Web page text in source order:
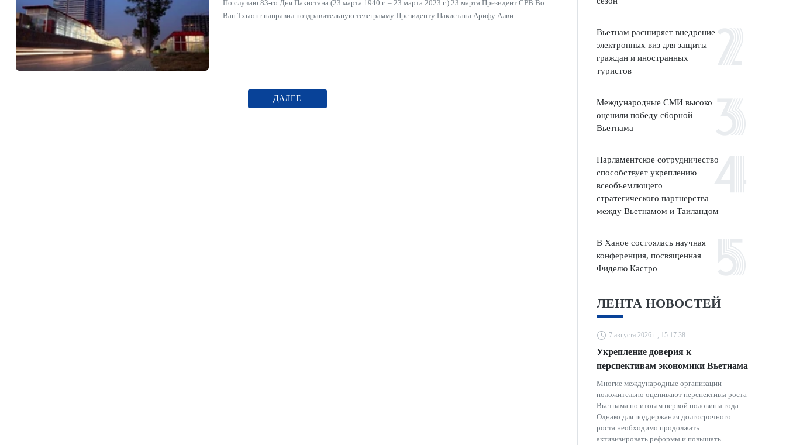
По случаю 83-го Дня Пакистана (23 марта 1940 г. – 23 марта 2023 г.) 23 марта Президент СРВ Во
Ван Тхыонг направил поздравительную телеграмму Президенту Пакистана Арифу Алви.
ДАЛЕЕ
Вьетнам расширяет внедрение
электронных виз для защиты
граждан и иностранных
туристов
Международные СМИ высоко
оценили победу сборной
Вьетнама
Парламентское сотрудничество
способствует укреплению
всеобъемлющего
стратегического партнерства
между Вьетнамом и Таиландом
В Ханое состоялась научная
конференция, посвященная
Фиделю Кастро
ЛЕНТА НОВОСТЕЙ
7 августа 2026 г., 15:17:38
Укрепление доверия к
перспективам экономики Вьетнама
Многие международные организации
положительно оценивают перспективы роста
Вьетнама по итогам первой половины года.
Однако для поддержания долгосрочного
роста необходимо продолжать
активизировать реформы и повышать